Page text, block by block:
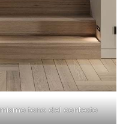
tono del contexto